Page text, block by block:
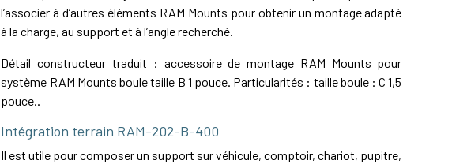
l’associer à d’autres éléments RAM Mounts pour obtenir un montage adapté
à la charge, au support et à l’angle recherché.
Détail constructeur traduit : accessoire de montage RAM Mounts pour
système RAM Mounts boule taille B 1 pouce. Particularités : taille boule : C 1,5
pouce..
Intégration terrain RAM-202-B-400
Il est utile pour composer un support sur véhicule, comptoir, chariot, pupitre,